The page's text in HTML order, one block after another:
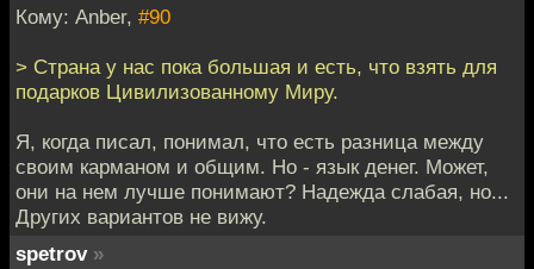
Кому: Anber, #90
> Страна у нас пока большая и есть, что взять для
подарков Цивилизованному Миру.
Я, когда писал, понимал, что есть разница между
своим карманом и общим. Но - язык денег. Может,
они на нем лучше понимают? Надежда слабая, но...
Других вариантов не вижу.
spetrov »